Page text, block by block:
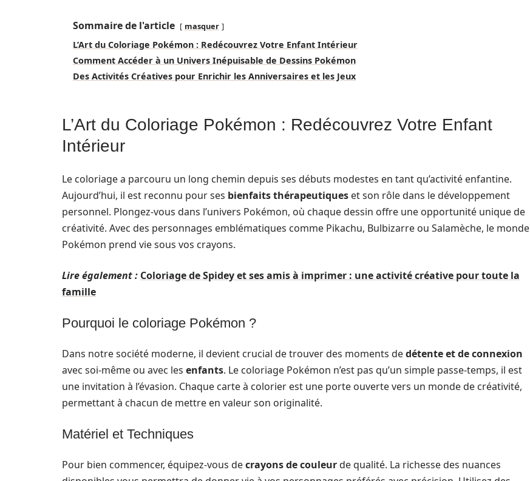
Sommaire de l'article masquer
L’Art du Coloriage Pokémon : Redécouvrez Votre Enfant Intérieur
Comment Accéder à un Univers Inépuisable de Dessins Pokémon
Des Activités Créatives pour Enrichir les Anniversaires et les Jeux
L’Art du Coloriage Pokémon : Redécouvrez Votre Enfant
Intérieur
Le coloriage a parcouru un long chemin depuis ses débuts modestes en tant qu’activité enfantine.
Aujourd’hui, il est reconnu pour ses bienfaits thérapeutiques et son rôle dans le développement
personnel. Plongez-vous dans l’univers Pokémon, où chaque dessin offre une opportunité unique de
créativité. Avec des personnages emblématiques comme Pikachu, Bulbizarre ou Salamèche, le monde
Pokémon prend vie sous vos crayons.
Lire également : Coloriage de Spidey et ses amis à imprimer : une activité créative pour toute la
famille
Pourquoi le coloriage Pokémon ?
Dans notre société moderne, il devient crucial de trouver des moments dedétente et de connexion
avec soi-même ou avec les enfants. Le coloriage Pokémon n’est pas qu’un simple passe-temps, il est
une invitation à l’évasion. Chaque carte à colorier est une porte ouverte vers un monde de créativité,
permettant à chacun de mettre en valeur son originalité.
Matériel et Techniques
Pour bien commencer, équipez-vous decrayons de couleurde qualité. La richesse des nuances